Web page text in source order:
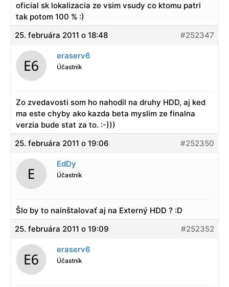
oficial sk lokalizacia ze vsim vsudy co ktomu patri
tak potom 100 % :)
25. februára 2011 o 18:48
#252347
eraserv6
Účastník
Zo zvedavosti som ho nahodil na druhy HDD, aj ked
ma este chyby ako kazda beta myslim ze finalna
verzia bude stat za to. :-)))
25. februára 2011 o 19:06
#252350
EdDy
Účastník
Šlo by to nainštalovať aj na Externý HDD ? :D
25. februára 2011 o 19:09
#252352
eraserv6
Účastník